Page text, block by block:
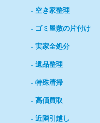
空き家整理
ゴミ屋敷の片付け
実家全処分
遺品整理
特殊清掃
高価買取
近隣引越し